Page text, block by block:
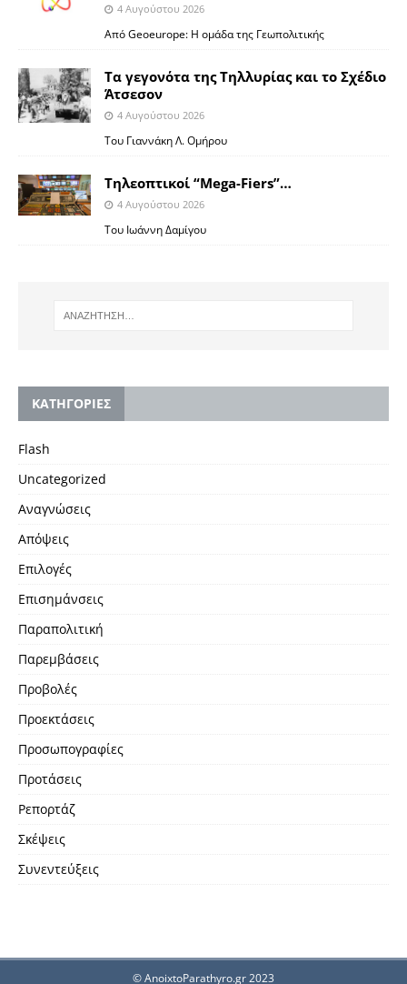
4 Αυγούστου 2026
Από Geoeurope: H ομάδα της Γεωπολιτικής
Τα γεγονότα της Τηλλυρίας και το Σχέδιο
Άτσεσον
4 Αυγούστου 2026
Toυ Γιαννάκη Λ. Ομήρου
Tηλεοπτικοί “Mega-Fiers”…
4 Αυγούστου 2026
Toυ Ιωάννη Δαμίγου
KΑΤΗΓΟΡΙΕΣ
Flash
Uncategorized
Αναγνώσεις
Απόψεις
Επιλογές
Επισημάνσεις
Παραπολιτική
Παρεμβάσεις
Προβολές
Προεκτάσεις
Προσωπογραφίες
Προτάσεις
Ρεπορτάζ
Σκέψεις
Συνεντεύξεις
© AnoixtoParathyro.gr 2023